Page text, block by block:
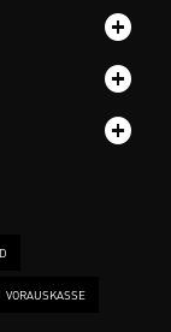
VORAUSKASSE